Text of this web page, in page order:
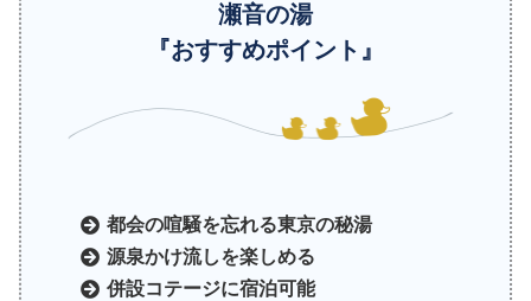
瀬音の湯
『おすすめポイント』
都会の喧騒を忘れる東京の秘湯
源泉かけ流しを楽しめる
併設コテージに宿泊可能